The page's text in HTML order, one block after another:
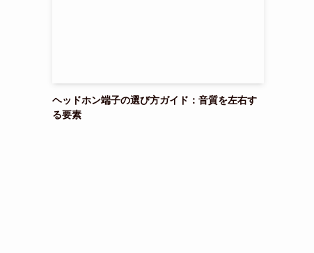
ヘッドホン端子の選び方ガイド：音質を左右す
る要素